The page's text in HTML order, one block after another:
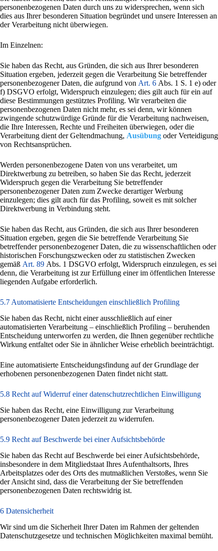
personenbezogenen Daten durch uns zu widersprechen, wenn sich
dies aus Ihrer besonderen Situation begründet und unsere Interessen an
der Verarbeitung nicht überwiegen.
Im Einzelnen:
Sie haben das Recht, aus Gründen, die sich aus Ihrer besonderen
Situation ergeben, jederzeit gegen die Verarbeitung Sie betreffender
personenbezogener Daten, die aufgrund von Art. 6 Abs. 1 S. 1 e) oder
f) DSGVO erfolgt, Widerspruch einzulegen; dies gilt auch für ein auf
diese Bestimmungen gestütztes Profiling. Wir verarbeiten die
personenbezogenen Daten nicht mehr, es sei denn, wir können
zwingende schutzwürdige Gründe für die Verarbeitung nachweisen,
die Ihre Interessen, Rechte und Freiheiten überwiegen, oder die
Verarbeitung dient der Geltendmachung, Ausübung oder Verteidigung
von Rechtsansprüchen.
Werden personenbezogene Daten von uns verarbeitet, um
Direktwerbung zu betreiben, so haben Sie das Recht, jederzeit
Widerspruch gegen die Verarbeitung Sie betreffender
personenbezogener Daten zum Zwecke derartiger Werbung
einzulegen; dies gilt auch für das Profiling, soweit es mit solcher
Direktwerbung in Verbindung steht.
Sie haben das Recht, aus Gründen, die sich aus Ihrer besonderen
Situation ergeben, gegen die Sie betreffende Verarbeitung Sie
betreffender personenbezogener Daten, die zu wissenschaftlichen oder
historischen Forschungszwecken oder zu statistischen Zwecken
gemäß Art. 89 Abs. 1 DSGVO erfolgt, Widerspruch einzulegen, es sei
denn, die Verarbeitung ist zur Erfüllung einer im öffentlichen Interesse
liegenden Aufgabe erforderlich.
5.7 Automatisierte Entscheidungen einschließlich Profiling
Sie haben das Recht, nicht einer ausschließlich auf einer
automatisierten Verarbeitung – einschließlich Profiling – beruhenden
Entscheidung unterworfen zu werden, die Ihnen gegenüber rechtliche
Wirkung entfaltet oder Sie in ähnlicher Weise erheblich beeinträchtigt.
Eine automatisierte Entscheidungsfindung auf der Grundlage der
erhobenen personenbezogenen Daten findet nicht statt.
5.8 Recht auf Widerruf einer datenschutzrechtlichen Einwilligung
Sie haben das Recht, eine Einwilligung zur Verarbeitung
personenbezogener Daten jederzeit zu widerrufen.
5.9 Recht auf Beschwerde bei einer Aufsichtsbehörde
Sie haben das Recht auf Beschwerde bei einer Aufsichtsbehörde,
insbesondere in dem Mitgliedstaat Ihres Aufenthaltsorts, Ihres
Arbeitsplatzes oder des Orts des mutmaßlichen Verstoßes, wenn Sie
der Ansicht sind, dass die Verarbeitung der Sie betreffenden
personenbezogenen Daten rechtswidrig ist.
6 Datensicherheit
Wir sind um die Sicherheit Ihrer Daten im Rahmen der geltenden
Datenschutzgesetze und technischen Möglichkeiten maximal bemüht.